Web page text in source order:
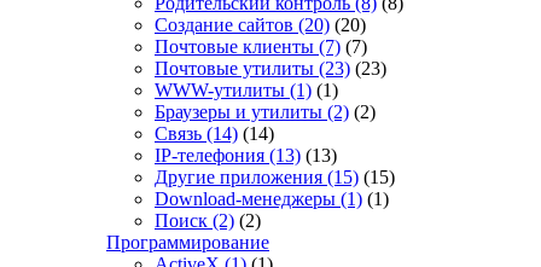
Создание сайтов (20) (20)
Почтовые клиенты (7) (7)
Почтовые утилиты (23) (23)
WWW-утилиты (1) (1)
Браузеры и утилиты (2) (2)
Связь (14) (14)
IP-телефония (13) (13)
Другие приложения (15) (15)
Download-менеджеры (1) (1)
Поиск (2) (2)
Программирование